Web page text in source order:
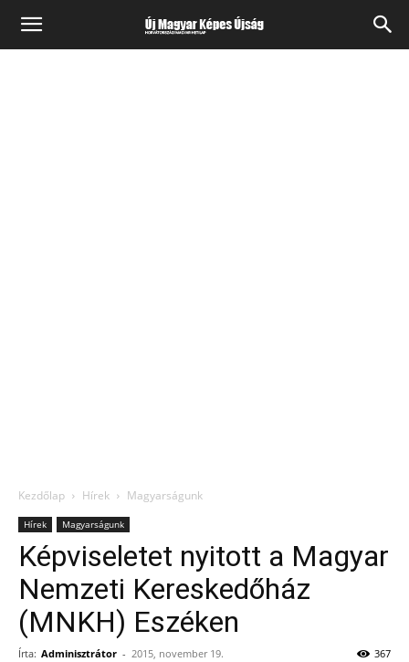
Kezdőlap Hírek Magyarságunk
Hírek Magyarságunk
Képviseletet nyitott a Magyar
Nemzeti Kereskedőház
(MNKH) Eszéken
Írta: Adminisztrátor - 2015, november 19. 367